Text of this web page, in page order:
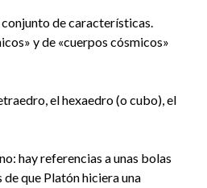
de características.
y de «cuerpos cósmicos»
el hexaedro (o cubo), el
hay referencias a unas bolas
que Platón hiciera una